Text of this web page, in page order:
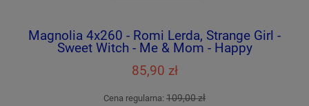
Magnolia 4x260 - Romi Lerda, Strange Girl -
Sweet Witch - Me & Mom - Happy
85,90 zł
Cena regularna: 109,00 zł